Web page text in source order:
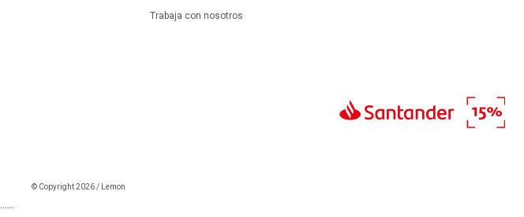
Trabaja con nosotros
© Copyright 2026 / Lemon
``````